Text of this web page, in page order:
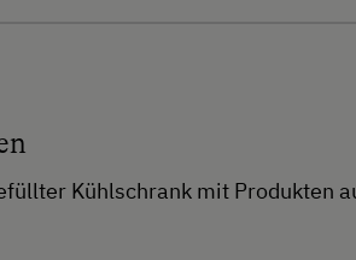
Kühlschrank mit Produkten